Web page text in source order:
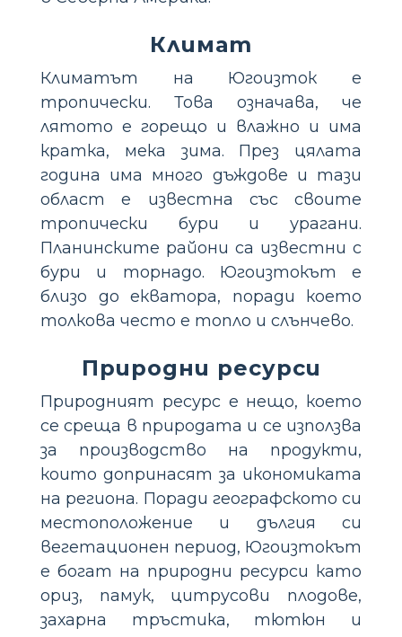
Климат
Климатът на Югоизток е
тропически. Това означава, че
лятото е горещо и влажно и има
кратка, мека зима. През цялата
година има много дъждове и тази
област е известна със своите
тропически бури и урагани.
Планинските райони са известни с
бури и торнадо. Югоизтокът е
близо до екватора, поради което
толкова често е топло и слънчево.
Природни ресурси
Природният ресурс е нещо, което
се среща в природата и се използва
за производство на продукти,
които допринасят за икономиката
на региона. Поради географското си
местоположение и дългия си
вегетационен период, Югоизтокът
е богат на природни ресурси като
ориз, памук, цитрусови плодове,
захарна тръстика, тютюн и